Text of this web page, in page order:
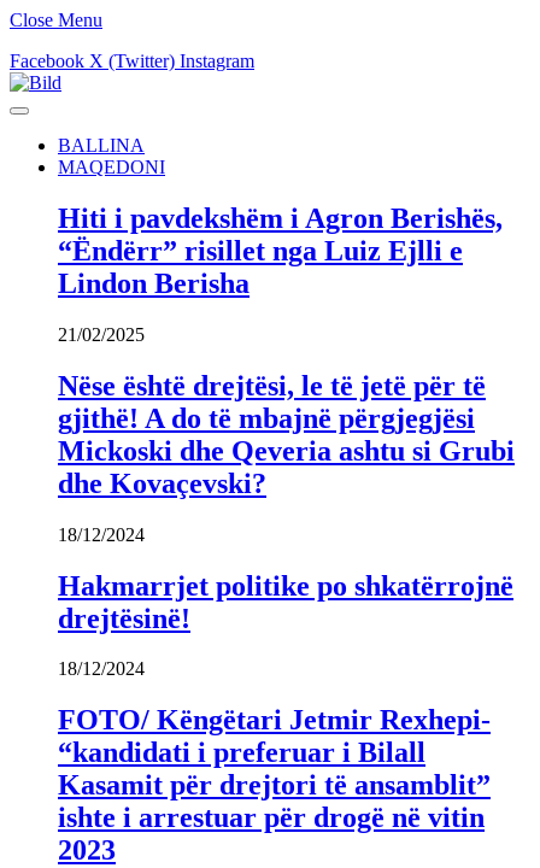
Close Menu
Facebook X (Twitter) Instagram
BALLINA
MAQEDONI
Hiti i pavdekshëm i Agron Berishës,
“Ëndërr” risillet nga Luiz Ejlli e
Lindon Berisha
21/02/2025
Nëse është drejtësi, le të jetë për të
gjithë! A do të mbajnë përgjegjësi
Mickoski dhe Qeveria ashtu si Grubi
dhe Kovaçevski?
18/12/2024
Hakmarrjet politike po shkatërrojnë
drejtësinë!
18/12/2024
FOTO/ Këngëtari Jetmir Rexhepi-
“kandidati i preferuar i Bilall
Kasamit për drejtori të ansamblit”
ishte i arrestuar për drogë në vitin
2023